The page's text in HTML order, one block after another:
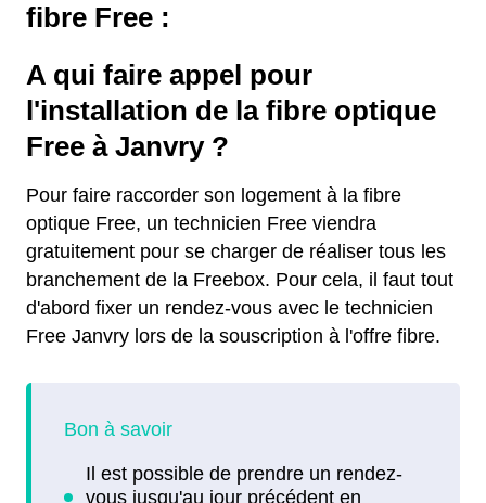
fibre Free :
A qui faire appel pour
l'installation de la fibre optique
Free à Janvry ?
Pour faire raccorder son logement à la fibre
optique Free, un technicien Free viendra
gratuitement pour se charger de réaliser tous les
branchement de la Freebox. Pour cela, il faut tout
d'abord fixer un rendez-vous avec le technicien
Free Janvry lors de la souscription à l'offre fibre.